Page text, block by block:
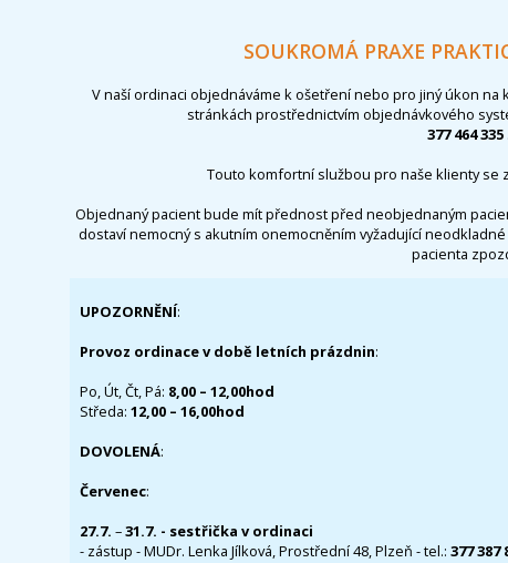
SOUKROMÁ PRAXE
V naší ordinaci objednáváme k ošetření nebo pro jiný úkon
stránkách prostřednictvím objednávkového
377 464 335
Touto komfortní službou pro naše klienty se
Objednaný pacient bude mít přednost před neobjednaným
dostaví nemocný s akutním onemocněním vyžadující
pacienta
UPOZORNĚNÍ:
Provoz ordinace v době letních prázdnin:
Po, Út, Čt, Pá: 8,00 – 12,00hod
Středa: 12,00 – 16,00hod
DOVOLENÁ:
Červenec:
27.7. –31.7. - sestřička v ordinaci
- zástup - MUDr. Lenka Jílková, Prostřední 48, Plzeň - tel.: 377 387